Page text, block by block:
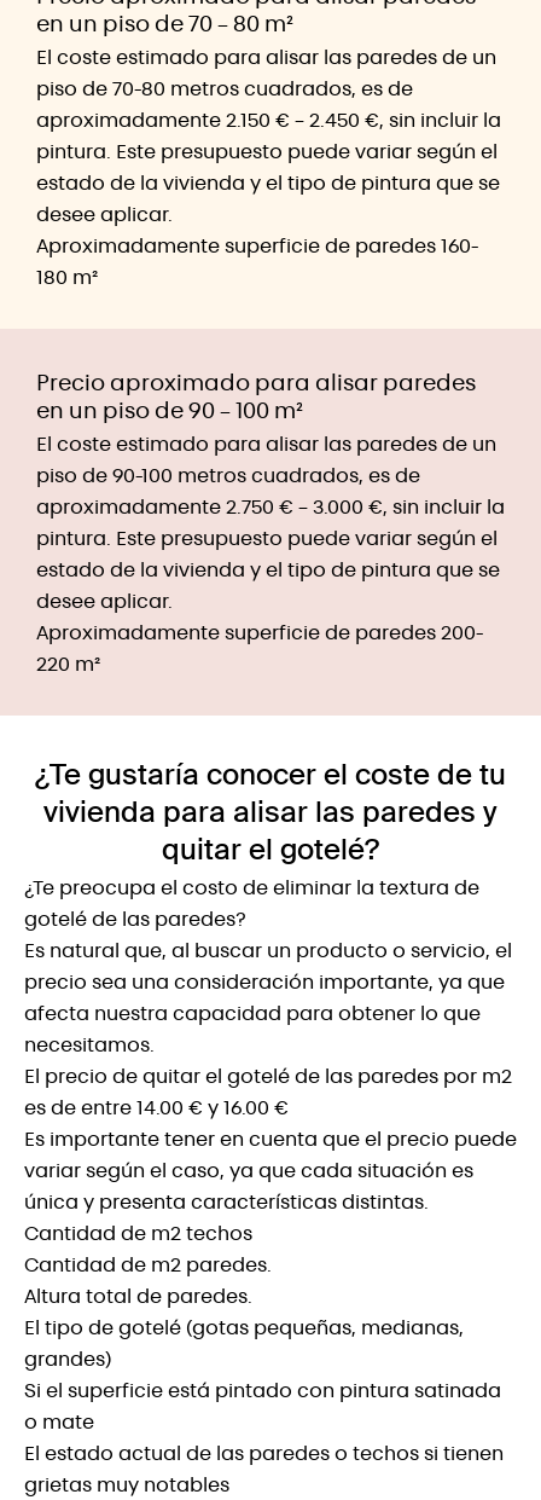
en un piso de 70 – 80 m²
El coste estimado para alisar las paredes de un
piso de 70-80 metros cuadrados, es de
aproximadamente 2.150 € – 2.450 €, sin incluir la
pintura. Este presupuesto puede variar según el
estado de la vivienda y el tipo de pintura que se
desee aplicar.
Aproximadamente superficie de paredes 160-
180 m²
Precio aproximado para alisar paredes
en un piso de 90 – 100 m²
El coste estimado para alisar las paredes de un
piso de 90-100 metros cuadrados, es de
aproximadamente 2.750 € – 3.000 €, sin incluir la
pintura. Este presupuesto puede variar según el
estado de la vivienda y el tipo de pintura que se
desee aplicar.
Aproximadamente superficie de paredes 200-
220 m²
¿Te gustaría conocer el coste de tu
vivienda para alisar las paredes y
quitar el gotelé?
¿Te preocupa el costo de eliminar la textura de
gotelé de las paredes?
Es natural que, al buscar un producto o servicio, el
precio sea una consideración importante, ya que
afecta nuestra capacidad para obtener lo que
necesitamos.
El precio de quitar el gotelé de las paredes por m2
es de entre 14.00 € y 16.00 €
Es importante tener en cuenta que el precio puede
variar según el caso, ya que cada situación es
única y presenta características distintas.
Cantidad de m2 techos
Cantidad de m2 paredes.
Altura total de paredes.
El tipo de gotelé (gotas pequeñas, medianas,
grandes)
Si el superficie está pintado con pintura satinada
o mate
El estado actual de las paredes o techos si tienen
grietas muy notables